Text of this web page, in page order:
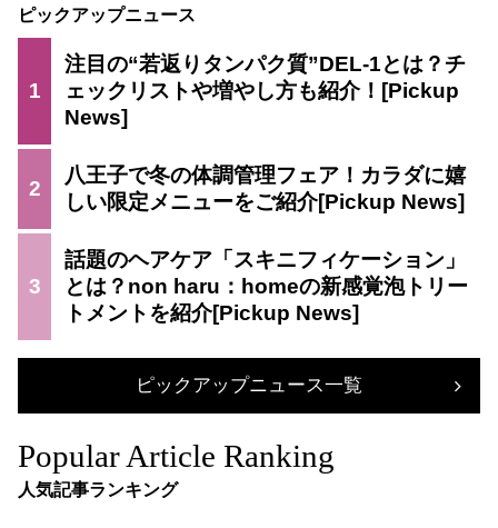
ピックアップニュース
1
注目の“若返りタンパク質”DEL-1とは？チ
ェックリストや増やし方も紹介！
2
八王子で冬の体調管理フェア！カラダに嬉
しい限定メニューをご紹介
3
話題のヘアケア「スキニフィケーション」
とは？non haru：homeの新感覚泡トリー
トメントを紹介
ピックアップニュース一覧
Popular Article Ranking
人気記事ランキング